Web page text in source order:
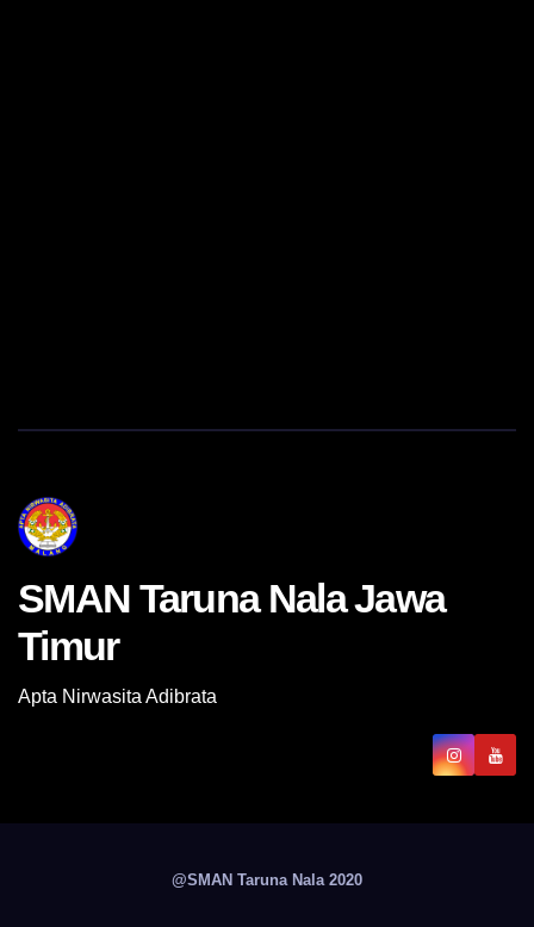
SMAN Taruna Nala Jawa
Timur
Apta Nirwasita Adibrata
@SMAN Taruna Nala 2020